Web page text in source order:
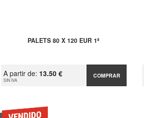
PALETS 80 X 120 EUR 1ª
A partir de: 13.50 €
SIN IVA
COMPRAR